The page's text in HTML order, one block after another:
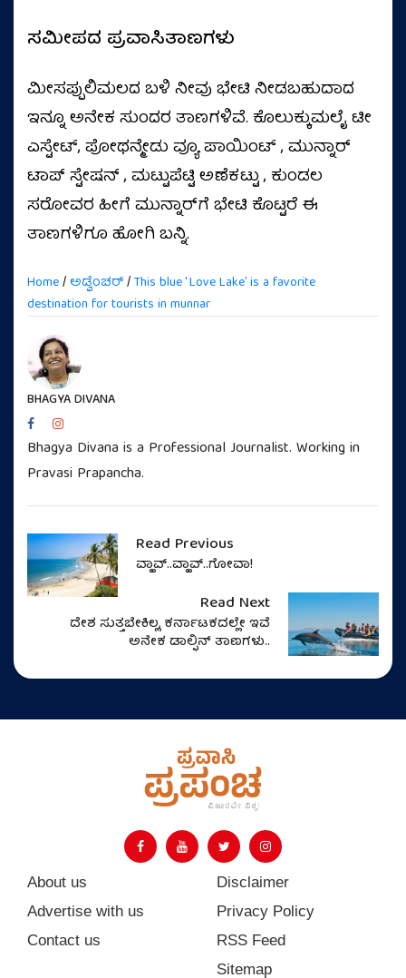
ಸಮೀಪದ ಪ್ರವಾಸಿತಾಣಗಳು
ಮೀಸಪ್ಪುಲಿಮಲದ ಬಳಿ ನೀವು ಭೇಟಿ ನೀಡಬಹುದಾದ
ಇನ್ನೂ ಅನೇಕ ಸುಂದರ ತಾಣಗಳಿವೆ. ಕೊಲುಕ್ಕುಮಲೈ ಟೀ
ಎಸ್ಟೇಟ್, ಪೋಥನ್ಮೇಡು ವ್ಯೂ ಪಾಯಿಂಟ್ , ಮುನ್ನಾರ್
ಟಾಪ್ ಸ್ಟೇಷನ್ , ಮಟ್ಟುಪೆಟ್ಟಿ ಅಣೆಕಟ್ಟು , ಕುಂಡಲ
ಸರೋವರ ಹೀಗೆ ಮುನ್ನಾರ್‌ಗೆ ಭೇಟಿ ಕೊಟ್ಟರೆ ಈ
ತಾಣಗಳಿಗೂ ಹೋಗಿ ಬನ್ನಿ.
Home/ ಅಡ್ವೆಂಚರ್/This blue ' Love Lakeʼ is a favorite
destination for tourists in munnar
BHAGYA DIVANA
Bhagya Divana is a Professional Journalist. Working in
Pravasi Prapancha.
Read Previous
ವ್ಹಾವ್..ವ್ಹಾವ್..ಗೋವಾ!
Read Next
ದೇಶ ಸುತ್ತಬೇಕಿಲ್ಲ, ಕರ್ನಾಟಕದಲ್ಲೇ ಇವೆ
ಅನೇಕ ಡಾಲ್ಫಿನ್‌ ತಾಣಗಳು..
About us
Advertise with us
Contact us
Disclaimer
Privacy Policy
RSS Feed
Sitemap